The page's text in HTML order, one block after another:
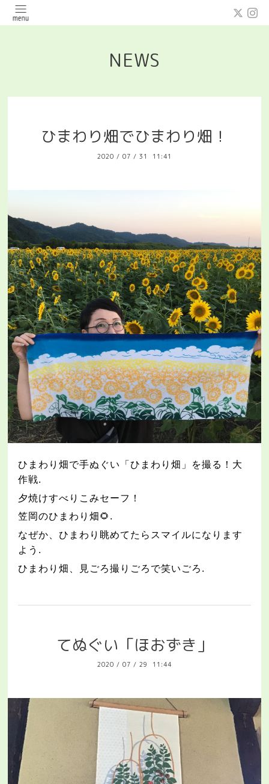
NEWS
ひまわり畑でひまわり畑！
2020 / 07 / 31 11:41
ひまわり畑で手ぬぐい「ひまわり畑」を撮る！大
作戦.
夕焼けすべりこみセーフ！
笠岡のひまわり畑 🌻 .
なぜか、ひまわり眺めてたらスマイルになります
よう .
ひまわり畑、見ごろ撮りごろで笑いごろ .
てぬぐい「ほおずき」
2020 / 07 / 29 11:44